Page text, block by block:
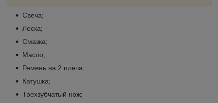
Свеча;
Леска;
Смазка;
Масло;
Ремень на 2 плеча;
Катушка;
Трехзубчатый нож;